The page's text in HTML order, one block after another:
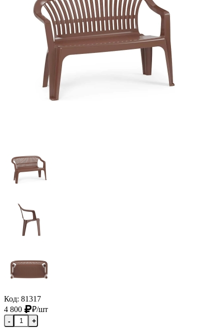
Код: 81317
4 800
₽/шт
- +